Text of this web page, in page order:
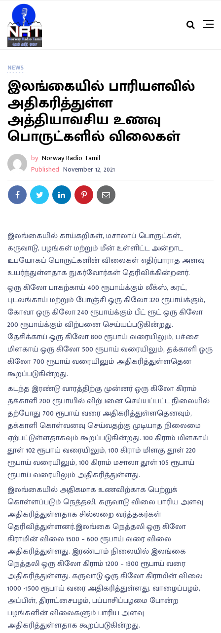
NEWS
இலங்கையில் பாரியளவில்
அதிகரித்துள்ள
அத்தியாவசிய உணவு
பொருட்களில் விலைகள்
by Norway Radio Tamil
Published November 12, 2021
இலங்கையில் காய்கறிகள், மசாலாப் பொருட்கள்,
கருவாடு, பழங்கள் மற்றும் மீன் உள்ளிட்ட அன்றாட
உபயோகப் பொருட்களின் விலைகள் எதிர்பாராத அளவு
உயர்ந்துள்ளதாக நுகர்வோர்கள் தெரிவிக்கின்றனர்.
ஒரு கிலோ பாகற்காய் 400 ரூபாய்க்கும் லீக்ஸ், கரட்,
புடலங்காய் மற்றும் போஞ்சி ஒரு கிலோ 320 ரூபாய்க்கும்,
கோவா ஒரு கிலோ 240 ரூபாய்க்கும் பீட் ரூட் ஒரு கிலோ
200 ரூபாய்க்கும் விற்பனை செய்யப்படுகின்றது.
தேசிக்காய் ஒரு கிலோ 800 ரூபாய் வரையிலும், பச்சை
மிளகாய் ஒரு கிலோ 500 ரூபாய் வரையிலும், தக்காளி ஒரு
கிலோ 700 ரூபாய் வரையிலும் அதிகரித்துள்ளதென
கூறப்படுகின்றது.
கடந்த இரண்டு வாரத்திற்கு முன்னர் ஒரு கிலோ கிராம்
தக்காளி 200 ரூபாயில் விற்பனை செய்யப்பட்ட நிலையில்
தற்போது 700 ரூபாய் வரை அதிகரித்துள்ளதெனவும்,
தக்காளி கொள்வனவு செய்வதற்கு முடியாத நிலைமை
ஏற்பட்டுள்ளதாகவும் கூறப்படுகின்றது. 100 கிராம் மிளகாய்
தூள் 102 ரூபாய் வரையிலும், 100 கிராம் மிளகு தூள் 220
ரூபாய் வரையிலும், 100 கிராம் மசாலா தூள் 105 ரூபாய்
ரூபாய் வரையிலும் அதிகரித்துள்ளது.
இலங்கையில் அதிகமாக உணவிற்காக பெற்றுக்
கொள்ளப்படும் நெத்தலி, கருவாடு விலை பாரிய அளவு
அதிகரித்துள்ளதாக சில்லறை வர்த்தகர்கள்
தெரிவித்துள்ளனர்.இலங்கை நெத்தலி ஒரு கிலோ
கிராமின் விலை 1500 – 600 ரூபாய் வரை விலை
அதிகரித்துள்ளது. இரண்டாம் நிலையில் இலங்கை
நெத்தலி ஒரு கிலோ கிராம் 1200 – 1300 ரூபாய் வரை
அதிகரித்துள்ளது. கருவாடு ஒரு கிலோ கிராமின் விலை
1000 -1500 ரூபாய் வரை அதிகரித்துள்ளது. வாழைப்பழம்,
அப்பிள், திராட்சைபழம், பப்பாசிப்பழமை போன்ற
பழங்களின் விலைகளும் பாரிய அளவு
அதிகரித்துள்ளதாக கூறப்படுகின்றது.